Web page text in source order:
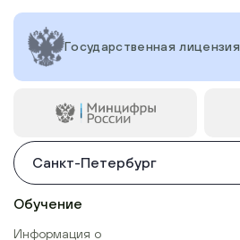
Государственная лицензия
Санкт-Петербург
Обучение
Информация о